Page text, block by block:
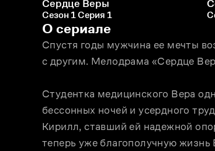
Сердце Веры
Сезон 1 Серия 1
О сериале
Спустя годы мужчина ее мечты
с другим. Мелодрама «Сердце
Студентка медицинского Вера
бессонных ночей и усердного
Кирилл, ставший ей надежной
теперь уже благополучную